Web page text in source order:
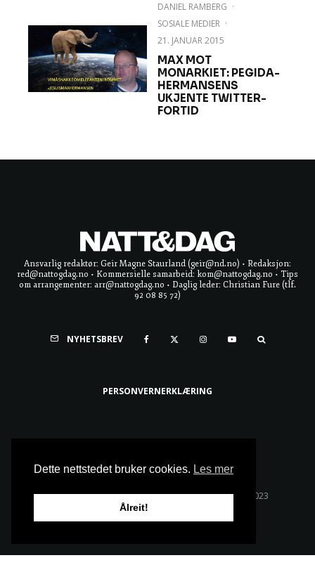
DANIEL RAMBERG ·
SOSIALE MEDIER ·
21. JANUAR 2015
MAX MOT
MONARKIET: PEGIDA-
HERMANSENS
UKJENTE TWITTER-
FORTID
Ansvarlig redaktør: Geir Magne Staurland (geir@nd.no) • Redaksjon:
red@nattogdag.no • Kommersielle samarbeid: kom@nattogdag.no • Tips
om arrangementer: arr@nattogdag.no • Daglig leder: Christian Fure (tlf.
92 08 85 72)
NYHETSBREV
PERSONVERNERKLÆRING
Alle rettigheter reservert • Copyright © Natt & Dag 2023
Dette nettstedet bruker cookies. Les mer
Ålreit!